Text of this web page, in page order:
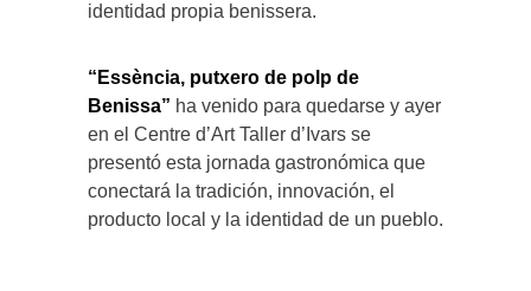
identidad propia benissera.
“Essència, putxero de polp de
Benissa” ha venido para quedarse y ayer
en el Centre d’Art Taller d’Ivars se
presentó esta jornada gastronómica que
conectará la tradición, innovación, el
producto local y la identidad de un pueblo.